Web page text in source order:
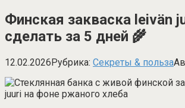
Финская закваска leivän
сделать за 5 дней 🌾
12.02.2026Рубрика: Секреты & польза